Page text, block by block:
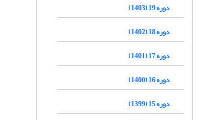
دوره 19 (1403)
دوره 18 (1402)
دوره 17 (1401)
دوره 16 (1400)
دوره 15 (1399)